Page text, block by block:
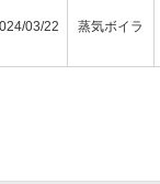
03/22 蒸気ボイラ